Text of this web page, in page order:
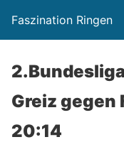
Faszination Ringen
Greiz gegen
20:14